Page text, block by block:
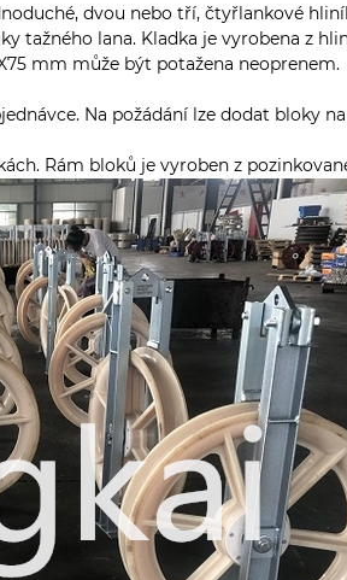
dvou nebo tří, čtyřlankové
tažného lana. Kladka je vyrobena z
mm může být potažena neoprenem.
Na požádání lze dodat bloky
Rám bloků je vyroben z